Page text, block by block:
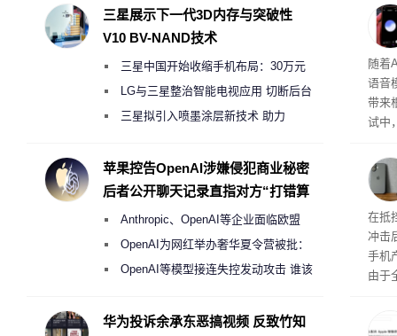
理”
随着
语音
带来
试中
互
桌面
系
在抵
冲击
手机
由于
三星展示下一代3D内存与突破性
V10 BV-NAND技术
三星中国开始收缩手机布局：30万元
月销售额不达标门店 将被逐步清退
LG与三星整治智能电视应用 切断后台
偷偷共享带宽的违规行为
三星拟引入喷墨涂层新技术 助力
度
苹果控告OpenAI涉嫌侵犯商业秘密
后者公开聊天记录直指对方“打错算
Anthropic、OpenAI等企业面临欧盟
《人工智能法案》全新执法权限审查
OpenAI为网红举办奢华夏令营被批：
2000美元一晚 遭讽“反乌托邦”
OpenAI等模型接连失控发动攻击 谁该
华为投诉余承东恶搞视频 反致竹知